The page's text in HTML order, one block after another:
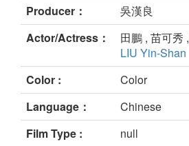
Producer：
吳漢良
Actor/Actress：
田鵬 , 苗可秀 ,
LIU Yin-Shan
Color :
Color
Language：
Chinese
Film Type :
null